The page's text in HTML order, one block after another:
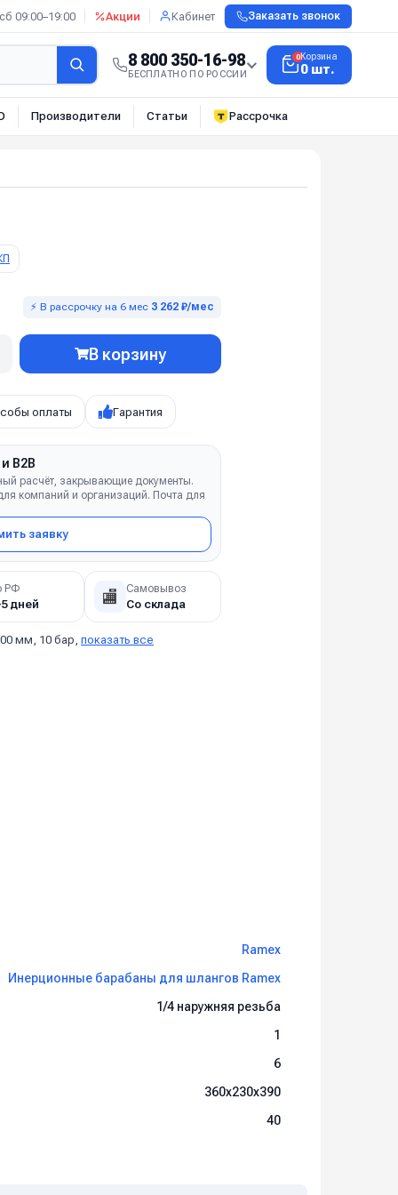
09:00–19:00 Акции Кабинет Заказать звонок
8 800 350-16-98
БЕСПЛАТНО ПО РОССИИ
0Корзина
0 шт.
Производители Статьи Рассрочка
⚡ В рассрочку на 6 мес 3 262 ₽/мес
В корзину
оплаты Гарантия
B2B
расчёт, закрывающие документы.
компаний и организаций. Почта для
заявку
РФ
дней 🏬 Самовывоз
Со склада
мм, 10 бар, показать все
Ramex
Инерционные барабаны для шлангов Ramex
1/4 наружняя резьба
1
6
360x230x390
40